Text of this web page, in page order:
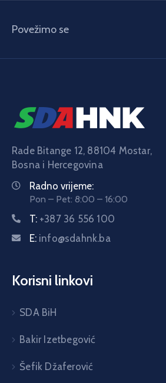
Povežimo se
Rade Bitange 12, 88104 Mostar,
Bosna i Hercegovina
Radno vrijeme:
Pon – Pet: 8:00 – 16:00
T: +387 36 556 100
E: info@sdahnk.ba
Korisni linkovi
SDA BiH
Bakir Izetbegović
Šefik Džaferović